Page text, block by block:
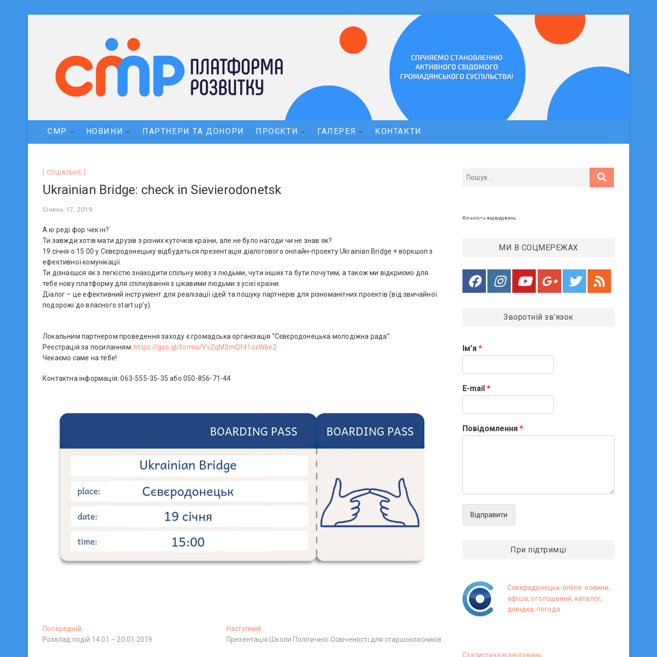
СМР НОВИНИ ПАРТНЕРИ ТА ДОНОРИ ПРОЄКТИ ГАЛЕРЕЯ КОНТАКТИ
СОЦIАЛЬНЕ
Ukrainian Bridge: check in Sievierodonetsk
Січень 17, 2019
А ю реді фор чек ін?
Ти завжди хотів мати друзів з різних куточків країни, але не було нагоди чи не знав як?
19 січня о 15:00 у Сєвєродонецьку відбудеться презентація діалогового онлайн-проекту Ukrainian Bridge + воркшоп з
ефективної комунікації.
Ти дізнаєшся як з легкістю знаходити спільну мову з людьми, чути інших та бути почутим, а також ми відкриємо для
тебе нову платформу для спілкування з цікавими людьми з усієї країни.
Діалог – це ефективний інструмент для реалізації ідей та пошуку партнерів для різноманітних проектів (від звичайної
подорожі до власного start up’у).
Локальним партнером проведення заходу є громадська організація “Сєвєродонецька молодіжна рада”.
Реєстрація за посиланням: https://goo.gl/forms/VvZqM3mQf41oxW6e2
Чекаємо саме на тебе!
Контактна інформація: 063-555-35-35 або 050-856-71-44
Н
а
Попередній
о
Розклад подій 14.01 – 20.01.2019
Наступний
а
Презентація Школи Політичної Освіченості для старшокласників.
Кількість відвідувань
МИ В СОЦМЕРЕЖАХ
Зворотній зв’язок
Ім'я *
E-mail *
Повідомлення *
Відправити
При підтримці
Сєверодонецьк-online: новини,
афіша, оголошення, каталог,
довідка, погода.
Статистика вiдвiдувань